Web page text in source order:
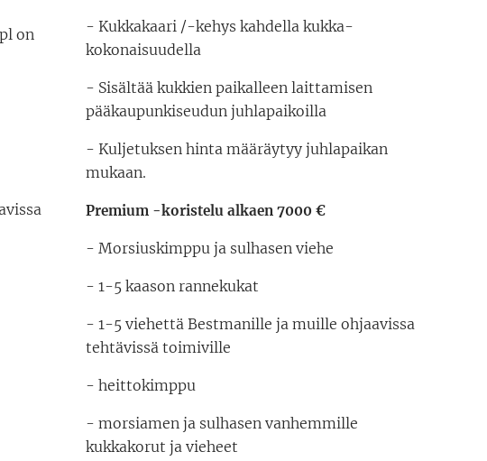
on
- Kukkakaari /-kehys kahdella kukka-
kokonaisuudella
- Sisältää kukkien paikalleen laittamisen
pääkaupunkiseudun juhlapaikoilla
- Kuljetuksen hinta määräytyy juhlapaikan
mukaan.
Premium -koristelu alkaen 7000 €
- Morsiuskimppu ja sulhasen viehe
- 1-5 kaason rannekukat
- 1-5 viehettä Bestmanille ja muille ohjaavissa
tehtävissä toimiville
- heittokimppu
- morsiamen ja sulhasen vanhemmille
kukkakorut ja vieheet